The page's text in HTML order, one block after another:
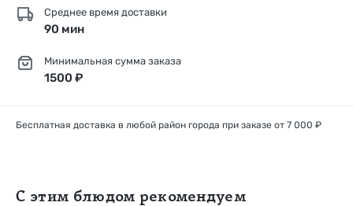
Среднее время доставки
90 мин
Минимальная сумма заказа
1500 ₽
Бесплатная доставка в любой район города при заказе от 7 000 ₽
С этим блюдом рекомендуем